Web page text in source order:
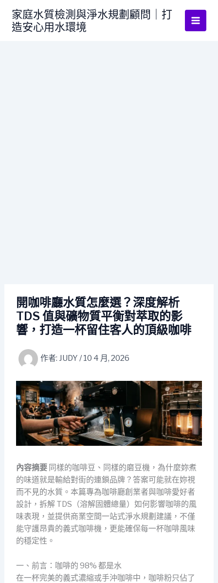
家庭水質檢測與淨水規劃顧問｜打
造安心用水環境
開咖啡廳水質怎麼選？深度解析
TDS 值與礦物質平衡對萃取的影
響，打造一杯留住客人的頂級咖啡
作者: JUDY /10 4 月, 2026
內容摘要同樣的咖啡豆、同樣的磨豆機，為什麼妳煮
的味道就是輸給對街的連鎖品牌？答案可能就在妳視
而不見的水質。本篇專為咖啡廳創業者與咖啡愛好者
設計，拆解 TDS（溶解固體總量）如何影響咖啡的風
味表現，並提供商業空間一站式淨水規劃建議，不僅
能守護昂貴的義式咖啡機，更能確保每一杯咖啡風味
的穩定性。
一、前言：咖啡的 98% 都是水
在一杯完美的義式濃縮或手沖咖啡中，咖啡粉只佔了